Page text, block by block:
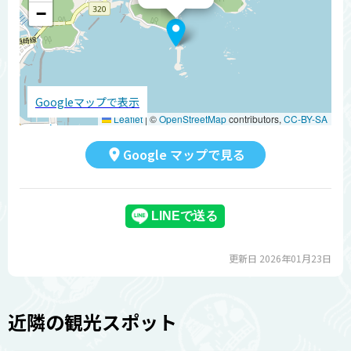
−
Leaflet | ©OpenStreetMapcontributors, CC-BY-SA
Googleマップで表示
Google マップで見る
更新日 2026年01月23日
近隣の観光スポット